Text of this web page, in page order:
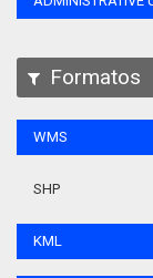
Formatos
WMS
SHP
KML